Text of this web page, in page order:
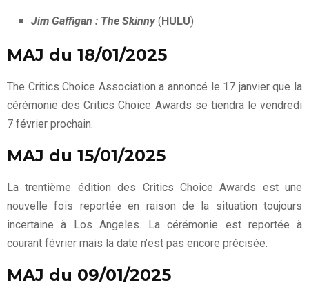
Jim Gaffigan : The Skinny(HULU)
MAJ du 18/01/2025
The Critics Choice Association a annoncé le 17 janvier que la
cérémonie des Critics Choice Awards se tiendra le vendredi
7 février prochain.
MAJ du 15/01/2025
La trentième édition des Critics Choice Awards est une
nouvelle fois reportée en raison de la situation toujours
incertaine à Los Angeles. La cérémonie est reportée à
courant février mais la date n’est pas encore précisée.
MAJ du 09/01/2025